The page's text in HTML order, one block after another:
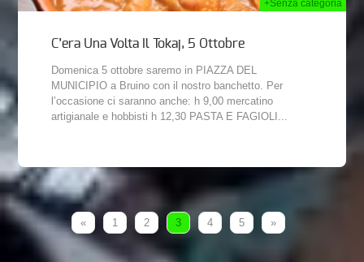
+Senza categoria
C’era Una Volta Il Tokaj, 5 Ottobre
Domenica 5 ottobre saremo in PIAZZA DEL
MUNICIPIO a Bruino con il nostro banchetto. Per
l’occasione ci saranno anche: h 9,00 mercatino
artigianale e hobbisti h 12,30 PASTA E FAGIOLI...
« 1 2 3 4 5 »